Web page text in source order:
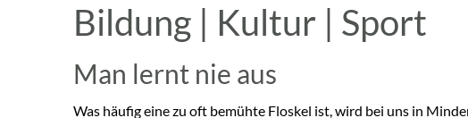
BildungBildung | Kultur | Sport
Man lernt nie aus
Was häufig eine zu oft bemühte Floskel ist, wird bei uns in